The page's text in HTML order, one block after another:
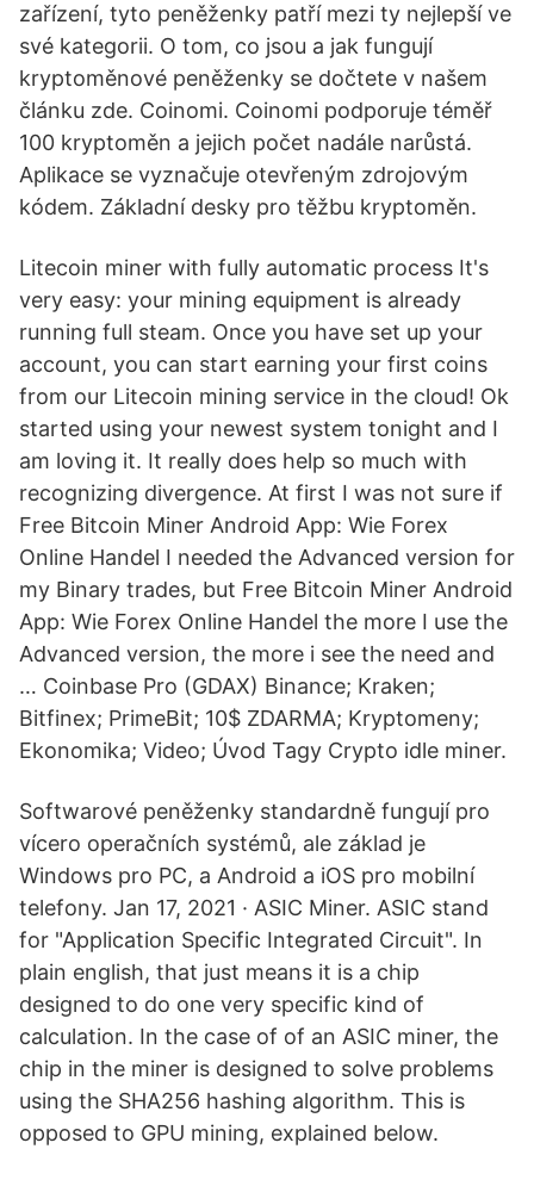
zařízení, tyto peněženky patří mezi ty nejlepší ve
své kategorii. O tom, co jsou a jak fungují
kryptoměnové peněženky se dočtete v našem
článku zde. Coinomi. Coinomi podporuje téměř
100 kryptoměn a jejich počet nadále narůstá.
Aplikace se vyznačuje otevřeným zdrojovým
kódem. Základní desky pro těžbu kryptoměn.
Litecoin miner with fully automatic process It's
very easy: your mining equipment is already
running full steam. Once you have set up your
account, you can start earning your first coins
from our Litecoin mining service in the cloud! Ok
started using your newest system tonight and I
am loving it. It really does help so much with
recognizing divergence. At first I was not sure if
Free Bitcoin Miner Android App: Wie Forex
Online Handel I needed the Advanced version for
my Binary trades, but Free Bitcoin Miner Android
App: Wie Forex Online Handel the more I use the
Advanced version, the more i see the need and
… Coinbase Pro (GDAX) Binance; Kraken;
Bitfinex; PrimeBit; 10$ ZDARMA; Kryptomeny;
Ekonomika; Video; Úvod Tagy Crypto idle miner.
Softwarové peněženky standardně fungují pro
vícero operačních systémů, ale základ je
Windows pro PC, a Android a iOS pro mobilní
telefony. Jan 17, 2021 · ASIC Miner. ASIC stand
for "Application Specific Integrated Circuit". In
plain english, that just means it is a chip
designed to do one very specific kind of
calculation. In the case of of an ASIC miner, the
chip in the miner is designed to solve problems
using the SHA256 hashing algorithm. This is
opposed to GPU mining, explained below.